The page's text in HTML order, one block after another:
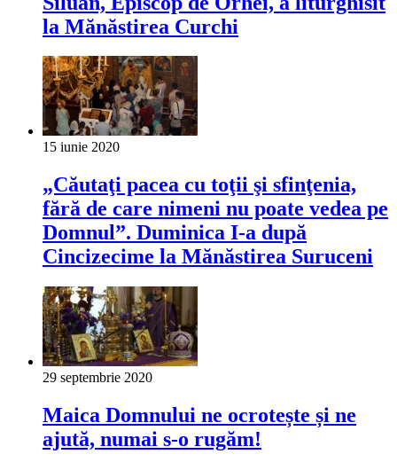
la Mănăstirea Curchi
15 iunie 2020
„Căutaţi pacea cu toţii şi sfinţenia,
fără de care nimeni nu poate vedea pe
Domnul”. Duminica I-a după
Cincizecime la Mănăstirea Suruceni
29 septembrie 2020
Maica Domnului ne ocrotește și ne
ajută, numai s-o rugăm!